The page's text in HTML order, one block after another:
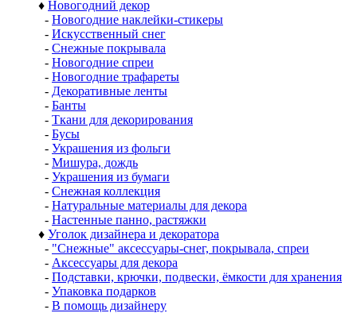
♦ Новогодний декор
- Новогодние наклейки-стикеры
- Искусственный снег
- Снежные покрывала
- Новогодние спреи
- Новогодние трафареты
- Декоративные ленты
- Банты
- Ткани для декорирования
- Бусы
- Украшения из фольги
- Мишура, дождь
- Украшения из бумаги
- Снежная коллекция
- Натуральные материалы для декора
- Настенные панно, растяжки
♦ Уголок дизайнера и декоратора
- "Снежные" аксессуары-снег, покрывала, спреи
- Аксессуары для декора
- Подставки, крючки, подвески, ёмкости для хранения
- Упаковка подарков
- В помощь дизайнеру